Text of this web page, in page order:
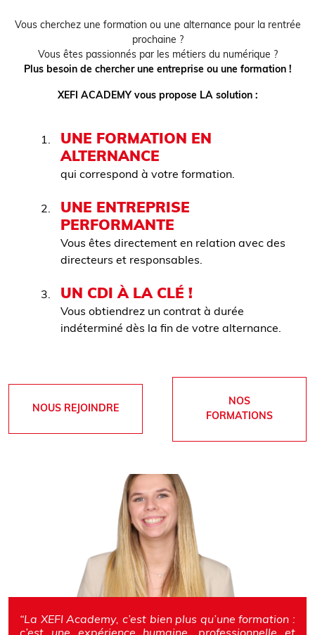
Vous cherchez une formation ou une alternance pour la rentrée
prochaine ?
Vous êtes passionnés par les métiers du numérique ?
Plus besoin de chercher une entreprise ou une formation !
XEFI ACADEMY vous propose LA solution :
UNE FORMATION EN
ALTERNANCE
qui correspond à votre formation.
UNE ENTREPRISE
PERFORMANTE
Vous êtes directement en relation avec des
directeurs et responsables.
UN CDI À LA CLÉ !
Vous obtiendrez un contrat à durée
indéterminé dès la fin de votre alternance.
NOUS REJOINDRE
NOS
FORMATIONS
“La XEFI Academy, c’est bien plus qu’une formation :